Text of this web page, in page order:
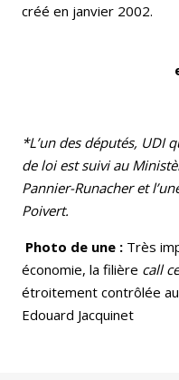
créé en janvier 2002.
*L’un des députés, UDI
de loi est suivi au
Pannier-Runacher et
Poivert.
Photo de une : Très
économie, la filière call
étroitement contrôlée
Edouard Jacquinet